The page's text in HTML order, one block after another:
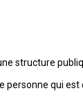
structure
qui